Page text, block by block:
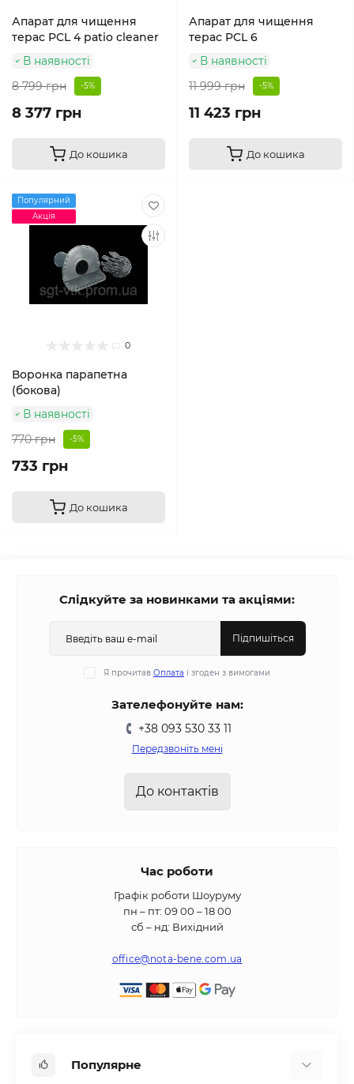
Апарат для чищення
терас PCL 4 patio cleaner
В наявності
8 799 грн
-5%
8 377 грн
До кошика
Апарат для чищення
терас PCL 6
В наявності
11 999 грн
-5%
11 423 грн
До кошика
Популярний
Акція
0
Воронка парапетна
(бокова)
В наявності
770 грн
-5%
733 грн
До кошика
Слідкуйте за новинками та акціями:
Підпишіться
Я прочитав Оплата і згоден з вимогами
Зателефонуйте нам:
+38 093 530 33 11
Передзвоніть мені
До контактів
Час роботи
Графік роботи Шоуруму
пн – пт: 09 00 – 18 00
сб – нд: Вихідний
office@nota-bene.com.ua
Популярне